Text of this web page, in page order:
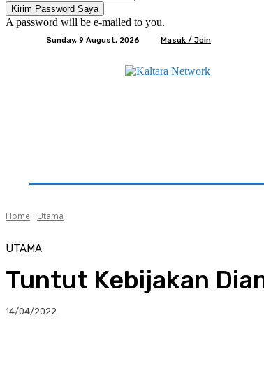
A password will be e-mailed to you.
Sunday, 9 August, 2026 Masuk / Join
Home Utama
UTAMA
Tuntut Kebijakan
14/04/2022